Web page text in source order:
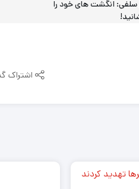
انگشت های خود را
اشتراک